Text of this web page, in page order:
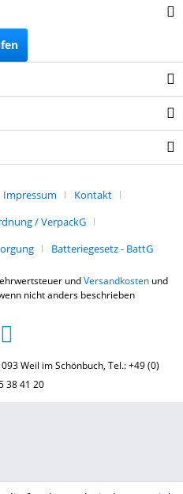
Impressum
Kontakt
/ VerpackG
Batteriegesetz - BattG
undVersandkostenund
nicht anders beschrieben
Weil im Schönbuch, Tel.: +49 (0)
38 41 20